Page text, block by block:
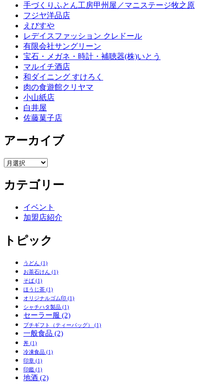
手づくりふとん工房甲州屋／マニステージ牧之原
フジヤ洋品店
えびすや
レデイスファッション クレドール
有限会社サングリーン
宝石・メガネ・時計・補聴器(株)いとう
マルイチ酒店
和ダイニング すけろく
肉の食遊館クリヤマ
小山紙店
白井屋
佐藤菓子店
アーカイブ
ア
カ
イ
カテゴリー
イベント
加盟店紹介
トピック
うどん (1)
お茶石けん (1)
そば (1)
ほうじ茶 (1)
オリジナルゴム印 (1)
シャチハタ製品 (1)
セーラー服 (2)
プチギフト（ティーバッグ） (1)
一般食品 (2)
丼 (1)
冷凍食品 (1)
印章 (1)
印鑑 (1)
地酒 (2)